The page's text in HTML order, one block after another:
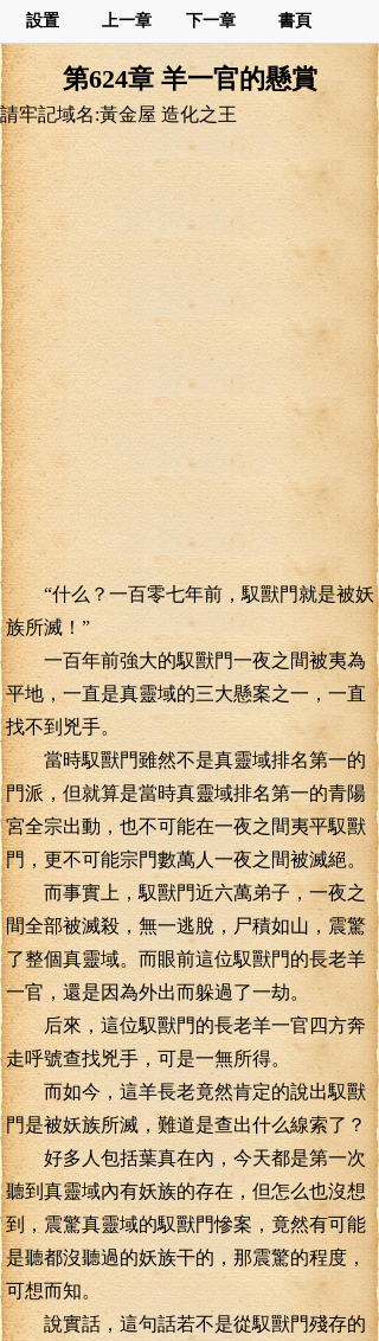
設置 上一章 下一章 書頁
第624章 羊一官的懸賞
請牢記域名:黃金屋 造化之王
“什么？一百零七年前，馭獸門就是被妖
族所滅！”
一百年前強大的馭獸門一夜之間被夷為
平地，一直是真靈域的三大懸案之一，一直
找不到兇手。
當時馭獸門雖然不是真靈域排名第一的
門派，但就算是當時真靈域排名第一的青陽
宮全宗出動，也不可能在一夜之間夷平馭獸
門，更不可能宗門數萬人一夜之間被滅絕。
而事實上，馭獸門近六萬弟子，一夜之
間全部被滅殺，無一逃脫，尸積如山，震驚
了整個真靈域。而眼前這位馭獸門的長老羊
一官，還是因為外出而躲過了一劫。
后來，這位馭獸門的長老羊一官四方奔
走呼號查找兇手，可是一無所得。
而如今，這羊長老竟然肯定的說出馭獸
門是被妖族所滅，難道是查出什么線索了？
好多人包括葉真在內，今天都是第一次
聽到真靈域內有妖族的存在，但怎么也沒想
到，震驚真靈域的馭獸門慘案，竟然有可能
是聽都沒聽過的妖族干的，那震驚的程度，
可想而知。
說實話，這句話若不是從馭獸門殘存的